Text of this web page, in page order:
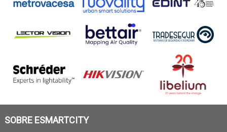
SOBRE ESMARTCITY